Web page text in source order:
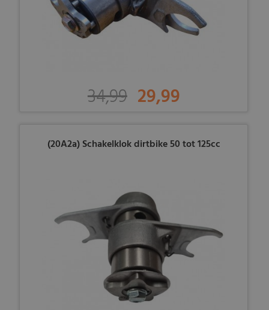
34,99 29,99
(20A2a) Schakelklok dirtbike 50 tot 125cc